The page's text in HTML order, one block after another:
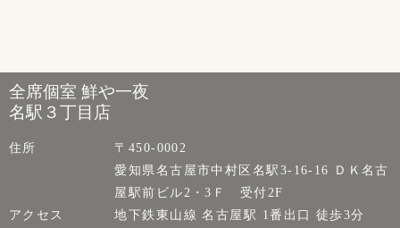
全席個室 鮮や一夜
名駅３丁目店
住所
〒450-0002
愛知県名古屋市中村区名駅3-16-16 ＤＫ名古
屋駅前ビル2・3Ｆ 受付2F
アクセス
地下鉄東山線 名古屋駅 1番出口 徒歩3分